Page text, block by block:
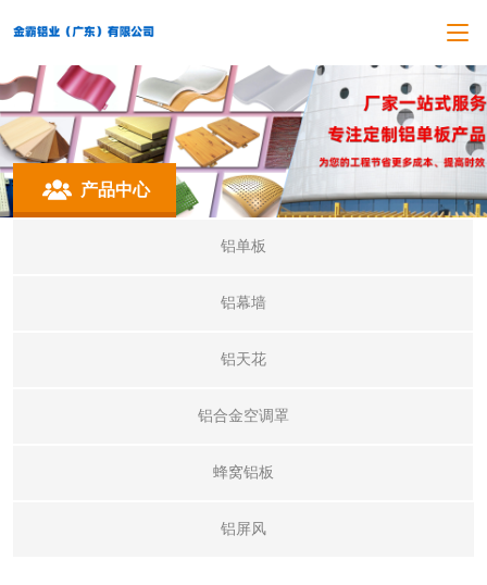
产品中心
铝单板
铝幕墙
铝天花
铝合金空调罩
蜂窝铝板
铝屏风